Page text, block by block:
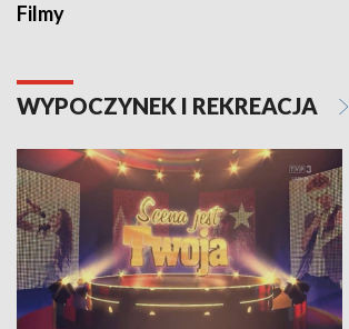
Filmy
WYPOCZYNEK I REKREACJA